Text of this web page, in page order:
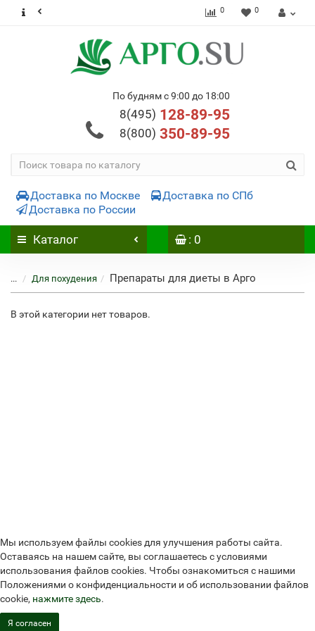
0 0
По будням с 9:00 до 18:00
8(495) 128-89-95
8(800) 350-89-95
Доставка по Москве
Доставка по СПб
Доставка по России
Каталог : 0
... Для похудения Препараты для диеты в Арго
В этой категории нет товаров.
Мы используем файлы cookies для улучшения работы сайта.
Оставаясь на нашем сайте, вы соглашаетесь с условиями
использования файлов cookies. Чтобы ознакомиться с нашими
Положениями о конфиденциальности и об использовании файлов
cookie, нажмите здесь.
Я согласен